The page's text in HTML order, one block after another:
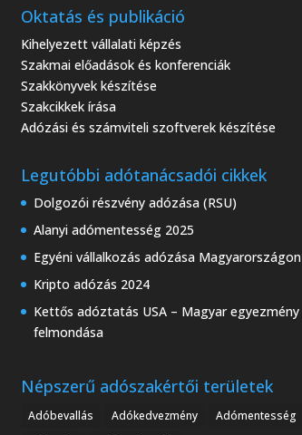
Oktatás és publikáció
Kihelyezett vállalati képzés
Szakmai előadások és konferenciák
Szakkönyvek készítése
Szakcikkek írása
Adózási és számviteli szoftverek készítése
Legutóbbi adótanácsadói cikkek
Dolgozói részvény adózása (RSU)
Alanyi adómentesség 2025
Egyéni vállalkozás adózása Magyarországon
Kripto adózás 2024
Kettős adóztatás USA – Magyar egyezmény
felmondása
Népszerű adószakértői területek
Adóbevallás Adókedvezmény
Adómentesség